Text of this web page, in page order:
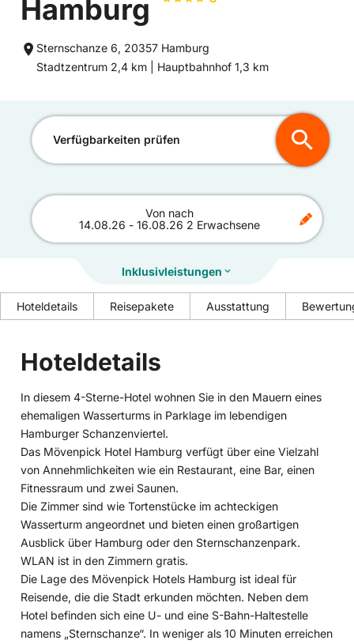
Hamburg
Sternschanze 6, 20357 Hamburg
Entfernung
Stadtzentrum 2,4 km | Entfernung
Hauptbahnhof 1,3 km
Verfügbarkeiten prüfen
Von nach
14.08.26 - 16.08.26 2 Erwachsene
Inklusivleistungen
Hoteldetails Reisepakete Ausstattung
Hoteldetails
In diesem 4-Sterne-Hotel wohnen Sie in den Mauern eines
ehemaligen Wasserturms in Parklage im lebendigen
Hamburger Schanzenviertel.
Das Mövenpick Hotel Hamburg verfügt über eine Vielzahl
von Annehmlichkeiten wie ein Restaurant, eine Bar, einen
Fitnessraum und zwei Saunen.
Die Zimmer sind wie Tortenstücke im achteckigen
Wasserturm angeordnet und bieten einen großartigen
Ausblick über Hamburg oder den Sternschanzenpark.
WLAN ist in den Zimmern gratis.
Die Lage des Mövenpick Hotels Hamburg ist ideal für
Reisende, die die Stadt erkunden möchten. Neben dem
Hotel befinden sich eine U- und eine S-Bahn-Haltestelle
namens „Sternschanze“. In weniger als 10 Minuten erreichen